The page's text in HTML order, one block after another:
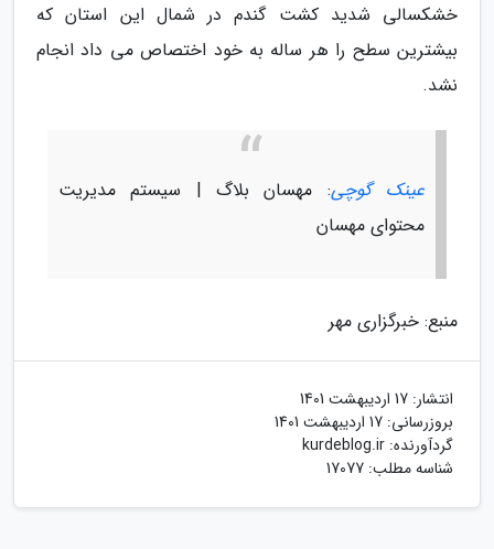
خشکسالی شدید کشت گندم در شمال این استان که
بیشترین سطح را هر ساله به خود اختصاص می داد انجام
نشد.
عینک گوچی: مهسان بلاگ | سیستم مدیریت
محتوای مهسان
منبع: خبرگزاری مهر
انتشار: 17 اردیبهشت 1401
بروزرسانی: 17 اردیبهشت 1401
گردآورنده: kurdeblog.ir
شناسه مطلب: 17077